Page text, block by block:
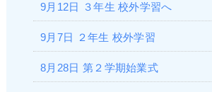
9月12日 ３年生 校外学習へ
9月7日 ２年生 校外学習
8月28日 第２学期始業式